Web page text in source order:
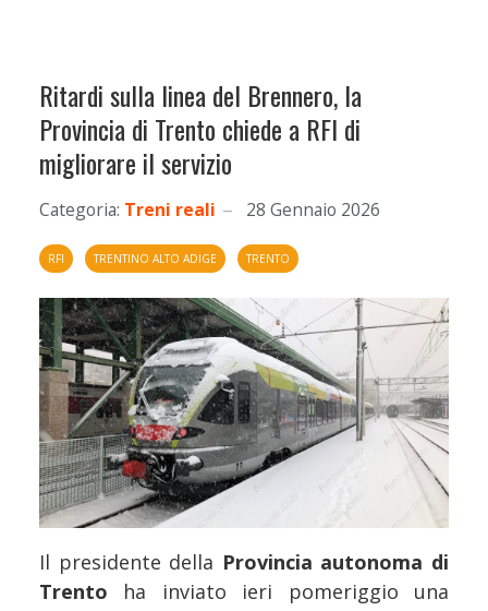
Ritardi sulla linea del Brennero, la
Provincia di Trento chiede a RFI di
migliorare il servizio
Categoria: Treni reali 28 Gennaio 2026
RFI TRENTINO ALTO ADIGE TRENTO
Il presidente della Provincia autonoma di
Trento ha inviato ieri pomeriggio una